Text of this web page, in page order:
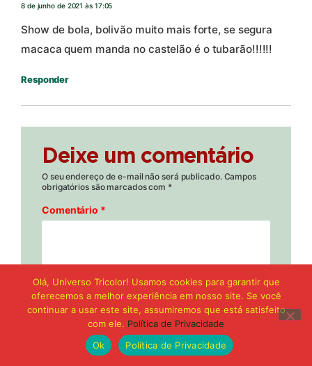
8 de junho de 2021 às 17:05
Show de bola, bolivão muito mais forte, se segura
macaca quem manda no castelão é o tubarão!!!!!!
Responder
Deixe um comentário
O seu endereço de e-mail não será publicado. Campos
obrigatórios são marcados com *
Comentário *
Olá, Universo Tricolor! Usamos cookies para garantir que
oferecemos a melhor experiência em nosso site. Se você
continuar a usar este site, assumiremos que está satisfeito
com ele. Política de Privacidade
Ok
Política de Privacidade